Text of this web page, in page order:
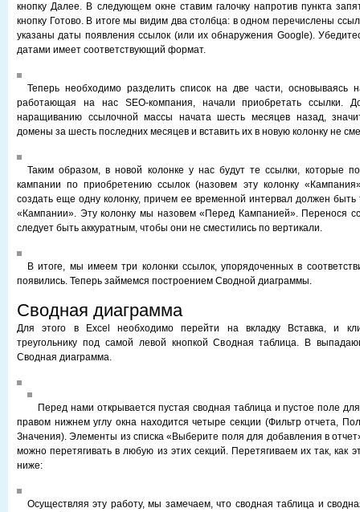
кнопку Далее. В следующем окне ставим галочку напротив пункта
кнопку Готово. В итоге мы видим два столбца: в одном перечислены
указаны даты появления ссылок (или их обнаружения Google).
датами имеет соответствующий формат.
Теперь необходимо разделить список на две части, основываясь
работающая на нас SEO-компания, начали приобретать ссылки.
наращиванию ссылочной массы начата шесть месяцев назад,
домены за шесть последних месяцев и вставить их в новую колонку не
Таким образом, в новой колонке у нас будут те ссылки, которые
кампании по приобретению ссылок (назовем эту колонку
создать еще одну колонку, причем ее временной интервал должен быть
«Кампании». Эту колонку мы назовем «Перед Кампанией». Перенося
следует быть аккуратным, чтобы они не сместились по вертикали.
В итоге, мы имеем три колонки ссылок, упорядоченных в
появились. Теперь займемся построением Сводной диаграммы.
Сводная диаграмма
Для этого в Excel необходимо перейти на вкладку Вставка, и
треугольнику под самой левой кнопкой Сводная таблица. В
Сводная диаграмма.
Перед нами открывается пустая сводная таблица и пустое поле
правом нижнем углу окна находится четыре секции (Фильтр отчета,
Значения). Элементы из списка «Выберите поля для добавления в
можно перетягивать в любую из этих секций. Перетягиваем их так, как
ниже:
Осуществляя эту работу, мы замечаем, что сводная таблица и